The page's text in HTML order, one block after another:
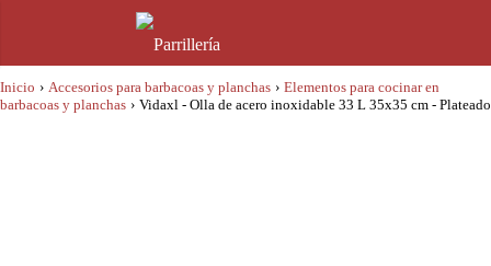
Inicio › Accesorios para barbacoas y planchas › Elementos para cocinar en
barbacoas y planchas › Vidaxl - Olla de acero inoxidable 33 L 35x35 cm - Plateado